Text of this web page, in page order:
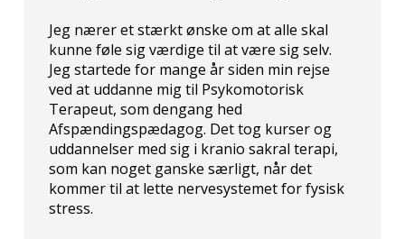
Jeg nærer et stærkt ønske om at alle skal
kunne føle sig værdige til at være sig selv.
Jeg startede for mange år siden min rejse
ved at uddanne mig til Psykomotorisk
Terapeut, som dengang hed
Afspændingspædagog. Det tog kurser og
uddannelser med sig i kranio sakral terapi,
som kan noget ganske særligt, når det
kommer til at lette nervesystemet for fysisk
stress.